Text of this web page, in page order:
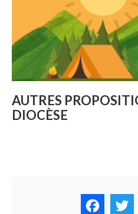
AUTRES
DIOCÈSE